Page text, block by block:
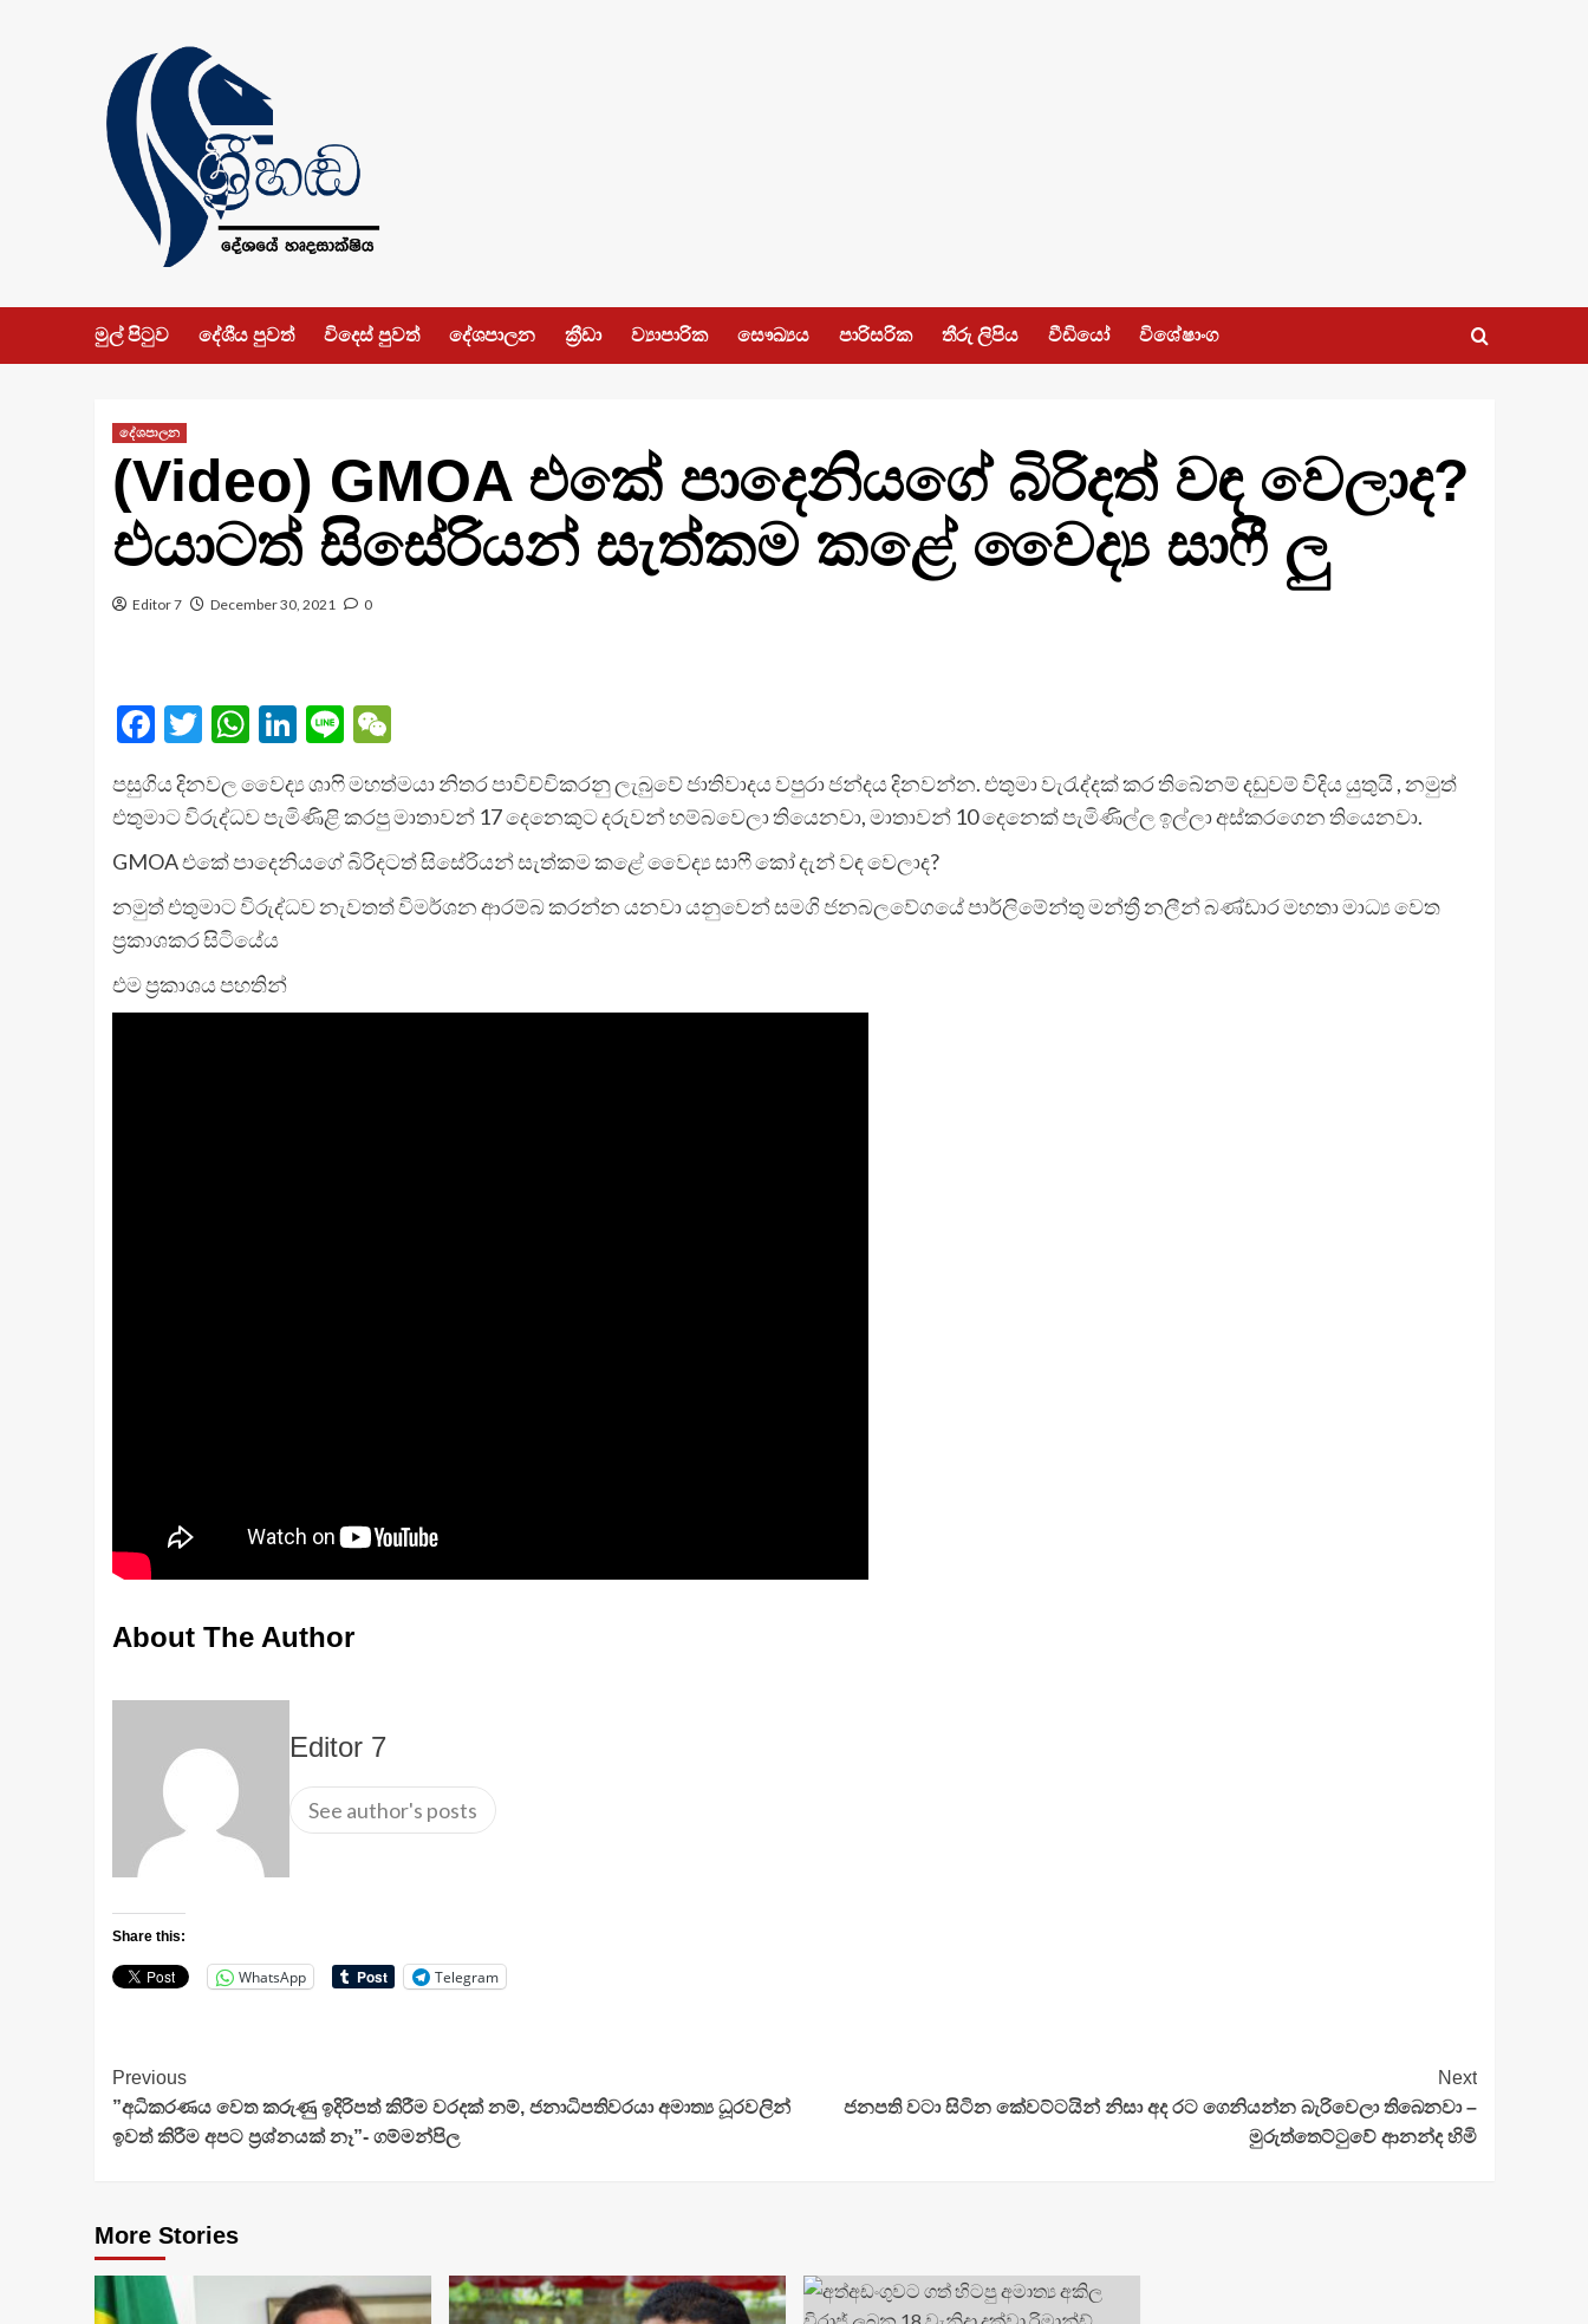
මුල් පිටුව දේශීය පුවත් විදෙස් පුවත් දේශපාලන ක්‍රීඩා ව්‍යාපාරික සෞඛ්‍යය පාරිසරික තීරු ලිපිය වීඩියෝ විශේෂාංග
දේශපාලන
(Video) GMOA එකේ පාදෙනියගේ බිරිදත් වඳ වෙලාද?
එයාටත් සිසේරියන් සැත්කම කළේ වෛද්‍ය සාෆී ලු
Editor 7 December 30, 2021 0
Facebook
Twitter
WhatsApp
LinkedIn
LineWeChat
පසුගිය දිනවල වෛද්‍ය ශාෆි මහත්මයා නිතර පාවිච්චිකරනු ලැබුවේ ජාතිවාදය වපුරා ජන්දය දිනවන්න. එතුමා වැරැද්දක් කර තිබේනම් දඩුවම් විදිය යුතුයි , නමුත්
එතුමාට විරුද්ධව පැමිණිළි කරපු මාතාවන් 17 දෙනෙකුට දරුවන් හම්බවෙලා තියෙනවා, මාතාවන් 10 දෙනෙක් පැමිණිල්ල ඉල්ලා අස්කරගෙන තියෙනවා.
GMOA එකේ පාදෙනියගේ බිරිදටත් සිසේරියන් සැත්කම කළේ වෛද්‍ය සාෆී කෝ දැන් වඳ වෙලාද?
නමුත් එතුමාට විරුද්ධව නැවතත් විමර්ශන ආරම්බ කරන්න යනවා යනුවෙන් සමගි ජනබලවේගයේ පාර්ලිමේන්තු මන්ත්‍රී නලීන් බණ්ඩාර මහතා මාධ්‍ය වෙත
ප්‍රකාශකර සිටියේය
එම ප්‍රකාශය පහතින්
About The Author
Editor 7
See author's posts
Share this:
WhatsApp Telegram
Continue
Reading
Previous
”අධිකරණය වෙත කරුණු ඉදිරිපත් කිරීම වරදක් නම්, ජනාධිපතිවරයා අමාත්‍ය ධූරවලින්
ඉවත් කිරීම අපට ප්‍රශ්නයක් නෑ”- ගම්මන්පිල
Next
ජනපති වටා සිටින කේවට්ටයින් නිසා අද රට ගෙනියන්න බැරිවෙලා තිබෙනවා –
මුරුත්තෙට්ටුවේ ආනන්ද හිමි
More Stories